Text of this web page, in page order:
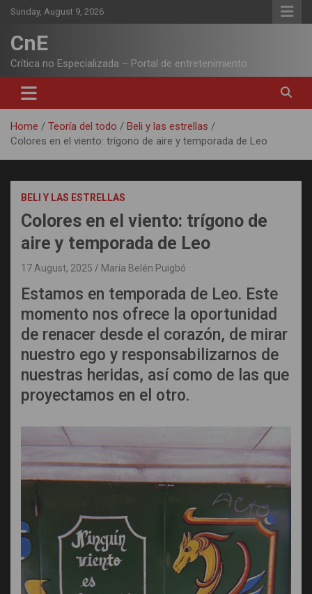
Skip
content
Sunday, August 9, 2026
CnE
Crítica no Especializada – Portal de entretenimiento
Home Teoría del todo
Beli y las estrellas
Colores en el viento: trígono de aire y temporada de Leo
BELI Y LAS ESTRELLAS
Colores en el viento: trígono de
aire y temporada de Leo
17 August, 2025 María Belén Puigbó
Estamos en temporada de Leo. Este
momento nos ofrece la oportunidad
de renacer desde el corazón, de mirar
nuestro ego y responsabilizarnos de
nuestras heridas, así como de las que
proyectamos en el otro.